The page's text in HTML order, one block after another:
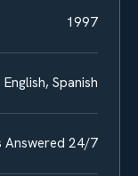
1997
English, Spanish
Answered 24/7